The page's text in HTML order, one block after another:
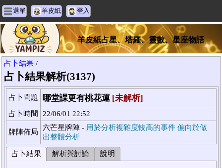
選單 羊皮紙 登入
羊皮紙占星、塔羅、靈數、星座物語
占卜結果 /
占卜結果解析(3137)
占卜問題 哪堂課更有桃花運 [未解析]
占卜時間 22/06/01 22:52
牌陣佈局
六芒星牌陣 - 用於分析複雜度較高的事件 偏向於做
出整體分析
占卜結果 解析與討論 說明